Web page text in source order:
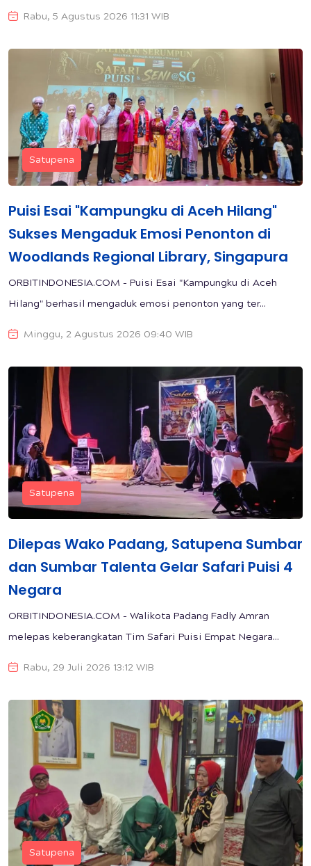
Rabu, 5 Agustus 2026 11:31 WIB
Satupena
Puisi Esai "Kampungku di Aceh Hilang"
Sukses Mengaduk Emosi Penonton di
Woodlands Regional Library, Singapura
ORBITINDONESIA.COM - Puisi Esai "Kampungku di Aceh
Hilang" berhasil mengaduk emosi penonton yang ter...
Minggu, 2 Agustus 2026 09:40 WIB
Satupena
Dilepas Wako Padang, Satupena Sumbar
dan Sumbar Talenta Gelar Safari Puisi 4
Negara
ORBITINDONESIA.COM - Walikota Padang Fadly Amran
melepas keberangkatan Tim Safari Puisi Empat Negara...
Rabu, 29 Juli 2026 13:12 WIB
Satupena